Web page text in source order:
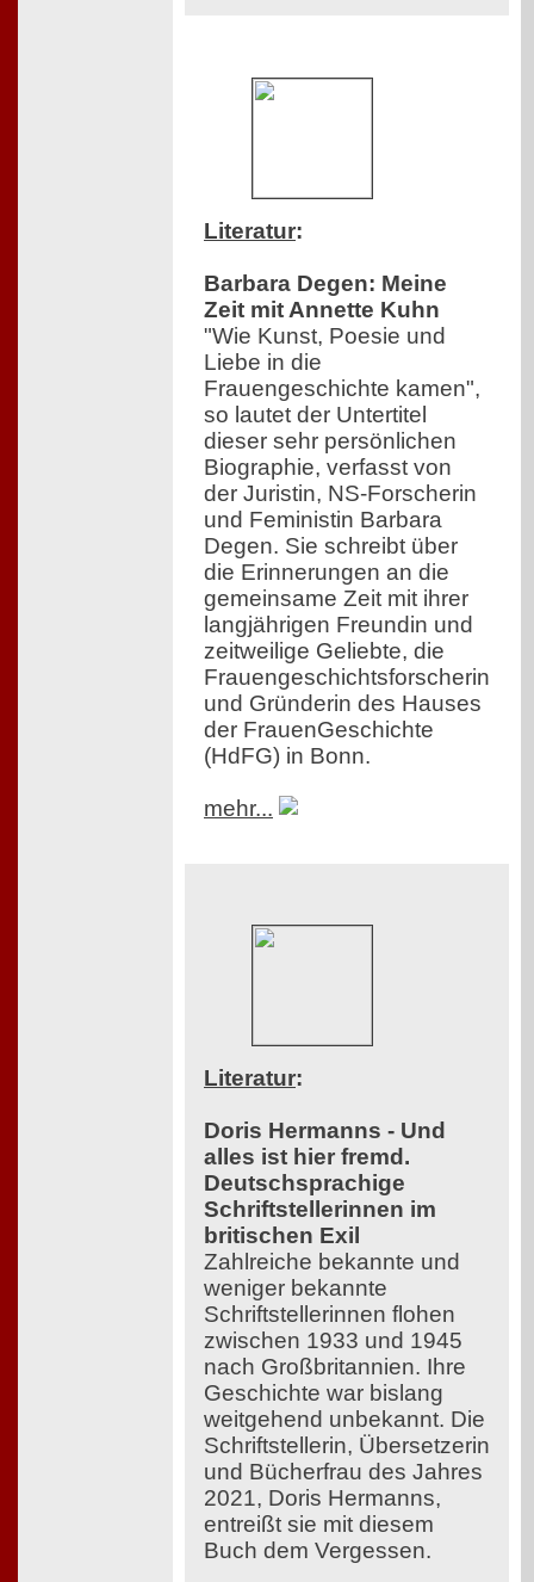
Literatur:
Barbara Degen: Meine
Zeit mit Annette Kuhn
"Wie Kunst, Poesie und
Liebe in die
Frauengeschichte kamen",
so lautet der Untertitel
dieser sehr persönlichen
Biographie, verfasst von
der Juristin, NS-Forscherin
und Feministin Barbara
Degen. Sie schreibt über
die Erinnerungen an die
gemeinsame Zeit mit ihrer
langjährigen Freundin und
zeitweilige Geliebte, die
Frauengeschichtsforscherin
und Gründerin des Hauses
der FrauenGeschichte
(HdFG) in Bonn.
mehr...
Literatur:
Doris Hermanns - Und
alles ist hier fremd.
Deutschsprachige
Schriftstellerinnen im
britischen Exil
Zahlreiche bekannte und
weniger bekannte
Schriftstellerinnen flohen
zwischen 1933 und 1945
nach Großbritannien. Ihre
Geschichte war bislang
weitgehend unbekannt. Die
Schriftstellerin, Übersetzerin
und Bücherfrau des Jahres
2021, Doris Hermanns,
entreißt sie mit diesem
Buch dem Vergessen.